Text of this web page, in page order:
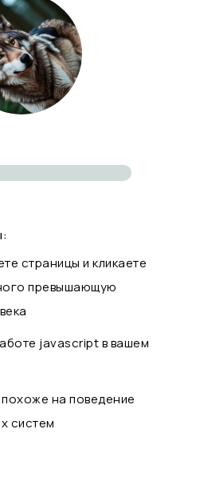
страницы и кликаете
превышающую
javascript в вашем
на поведение
систем